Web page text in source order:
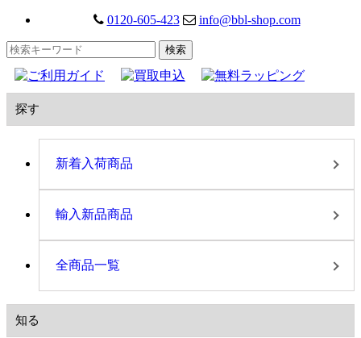
0120-605-423 info@bbl-shop.com
探す
新着入荷商品
輸入新品商品
全商品一覧
知る